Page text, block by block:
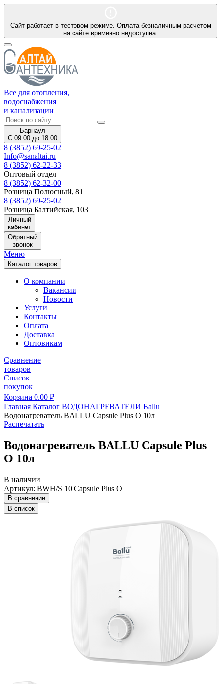
Сайт работает в тестовом режиме. Оплата безналичным расчетом
на сайте временно недоступна.
Все для отопления,
водоснабжения
и канализации
Барнаул
С 09:00 до 18:00
8 (3852) 69-25-02
Info@sanaltai.ru
8 (3852) 62-22-33
Оптовый отдел
8 (3852) 62-32-00
Розница Полюсный, 81
8 (3852) 69-25-02
Розница Балтийская, 103
Личный
кабинет
Обратный
звонок
Меню
Каталог товаров
О компании
Вакансии
Новости
Услуги
Контакты
Оплата
Доставка
Оптовикам
Сравнение
товаров
Список
покупок
Корзина 0.00 ₽
Главная Каталог ВОДОНАГРЕВАТЕЛИ Ballu
Водонагреватель BALLU Capsule Plus O 10л
Распечатать
Водонагреватель BALLU Capsule Plus
O 10л
В наличии
Артикул: BWH/S 10 Capsule Plus O
В сравнение
В список